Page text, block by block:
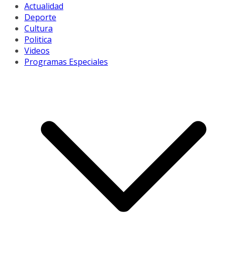
Actualidad
Deporte
Cultura
Politica
Videos
Programas Especiales